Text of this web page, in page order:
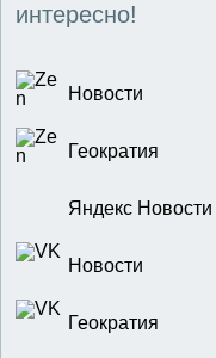
интересно!
Новости
Геократия
Яндекс Новости
Новости
Геократия